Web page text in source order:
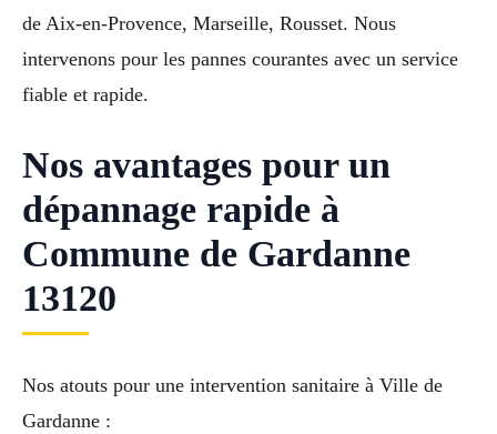
de Aix-en-Provence, Marseille, Rousset. Nous
intervenons pour les pannes courantes avec un service
fiable et rapide.
Nos avantages pour un
dépannage rapide à
Commune de Gardanne
13120
Nos atouts pour une intervention sanitaire à Ville de
Gardanne :